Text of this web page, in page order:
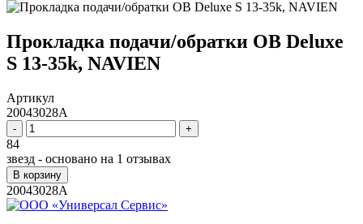
Прокладка подачи/обратки ОВ Deluxe
S 13-35k, NAVIEN
Артикул
20043028A
- +
84
звезд - основано на 1 отзывах
В корзину
20043028A